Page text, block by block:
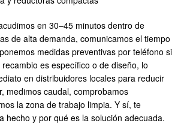
en 30–45 minutos dentro de
de alta demanda, comunicamos el tiempo
medidas preventivas por teléfono si
es específico o de diseño, lo
en distribuidores locales para reducir
medimos caudal, comprobamos
la zona de trabajo limpia. Y sí, te
hecho y por qué es la solución adecuada.